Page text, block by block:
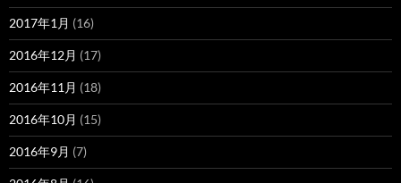
2017年1月 (16)
2016年12月 (17)
2016年11月 (18)
2016年10月 (15)
2016年9月 (7)